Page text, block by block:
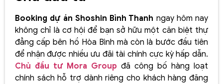
Booking dự án Shoshin Bình Thanh ngay hôm nay
không chỉ là cơ hội để bạn sở hữu một căn biệt thự
đẳng cấp bên hồ Hòa Bình mà còn là bước đầu tiên
để nhận được nhiều ưu đãi tài chính cực kỳ hấp dẫn.
Chủ đầu tư Mora Group đã công bố hàng loạt
chính sách hỗ trợ dành riêng cho khách hàng đăng